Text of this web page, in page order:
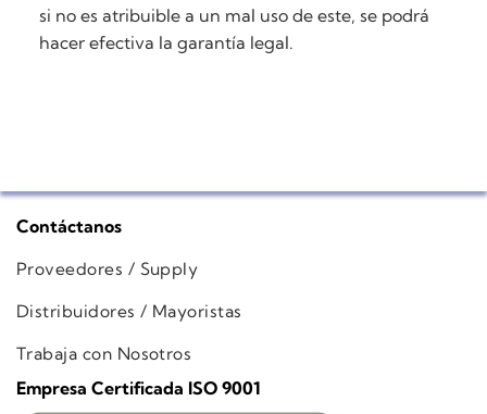
si no es atribuible a un mal uso de este, se podrá
hacer efectiva la garantía legal.
Contáctanos
Proveedores / Supply
Distribuidores / Mayoristas
Trabaja con Nosotros
Empresa Certificada ISO 9001